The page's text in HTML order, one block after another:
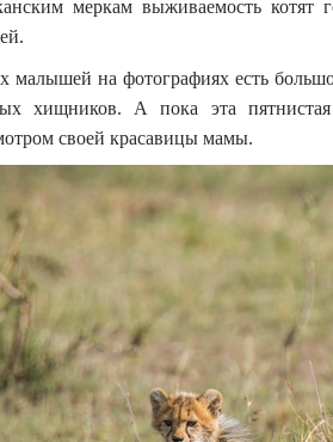
меркам выживаемость котят
малышей на фотографиях есть
хищников. А пока эта
своей красавицы мамы.